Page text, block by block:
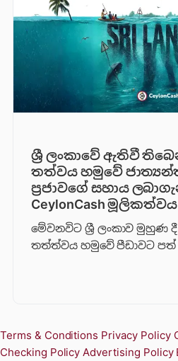
ශ්‍රී ලංකාවේ ඇතිවී
තත්වය හමුවේ
ප්‍රජාවගේ සහාය
CeylonCash
මේවනවිට ශ්‍රී ලංකාව මුහුණ
තත්ත්වය හමුවේ පීඩාවට පත්
Terms & Conditions Privacy Policy
Checking Policy Advertising Policy